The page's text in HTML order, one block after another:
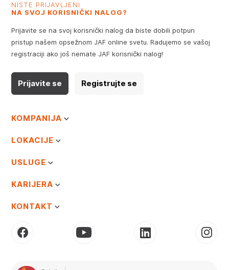
NISTE PRIJAVLJENI
NA SVOJ KORISNIČKI NALOG?
Prijavite se na svoj korisnički nalog da biste dobili potpun
pristup našem opsežnom JAF online svetu. Radujemo se vašoj
registraciji ako još nemate JAF korisnički nalog!
Prijavite se Registrujte se
KOMPANIJA
LOKACIJE
USLUGE
KARIJERA
KONTAKT